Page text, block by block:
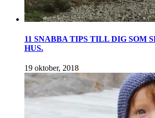
11 SNABBA TIPS TILL DIG SOM
HUS.
19 oktober, 2018